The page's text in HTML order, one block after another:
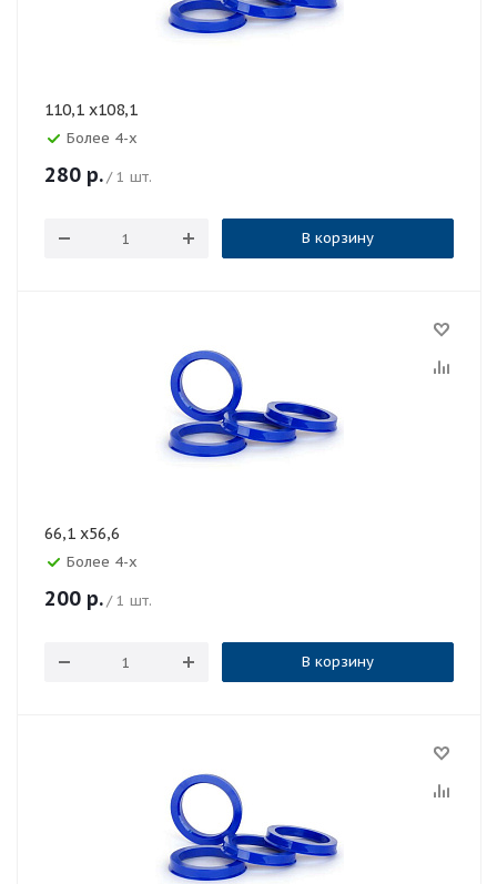
110,1 x108,1
Более 4-х
280 р./ 1 шт.
В корзину
66,1 x56,6
Более 4-х
200 р./ 1 шт.
В корзину